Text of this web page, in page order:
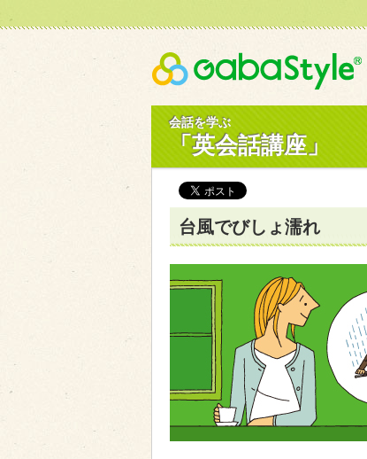
会話を学ぶ
「英会話講座」
台風でびしょ濡れ